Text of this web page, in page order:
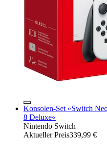
Konsolen-Set »Switch
8 Deluxe«
Nintendo Switch
Aktueller Preis339,99 €